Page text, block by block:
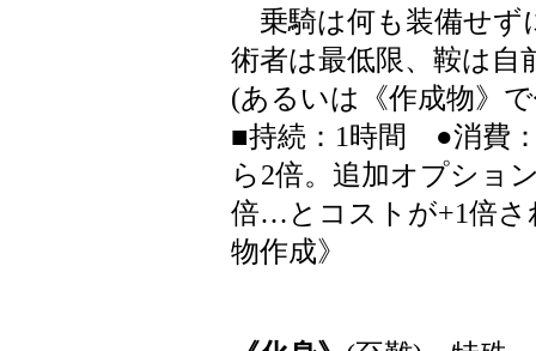
乗騎は何も装備せず
術者は最低限、鞍は
(あるいは《作成物》
■持続：1時間 ●消費
ら2倍。追加オプショ
倍…とコストが+1倍さ
物作成》